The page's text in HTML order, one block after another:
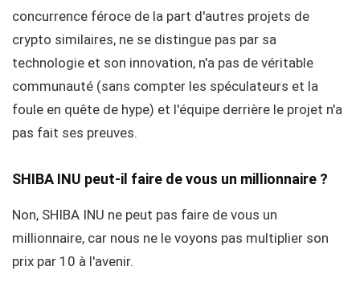
concurrence féroce de la part d'autres projets de
crypto similaires, ne se distingue pas par sa
technologie et son innovation, n'a pas de véritable
communauté (sans compter les spéculateurs et la
foule en quête de hype) et l'équipe derrière le projet n'a
pas fait ses preuves.
SHIBA INU peut-il faire de vous un millionnaire ?
Non, SHIBA INU ne peut pas faire de vous un
millionnaire, car nous ne le voyons pas multiplier son
prix par 10 à l'avenir.